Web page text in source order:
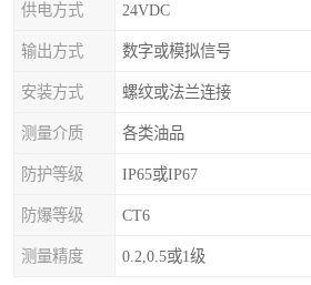
供电方式 24VDC
输出方式 数字或模拟信号
安装方式 螺纹或法兰连接
测量介质 各类油品
防护等级 IP65或IP67
防爆等级 CT6
测量精度 0.2,0.5或1级